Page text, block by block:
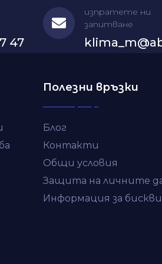
47
изпратете ни
запитване
Полезни връзки
Блог
Контакти
Общи условия
Защита на личните
Информация за